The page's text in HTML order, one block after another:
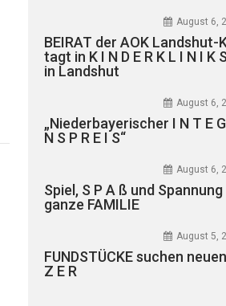
August 6,
BEIRAT der AOK Landshut-
tagt in K I N D E R K L I N I K
in Landshut
August 6,
„Niederbayerischer I N T E
N S P R E I S“
August 6,
Spiel, S P A ß und
ganze FAMILIE
August 5,
FUNDSTÜCKE suchen
Z E R